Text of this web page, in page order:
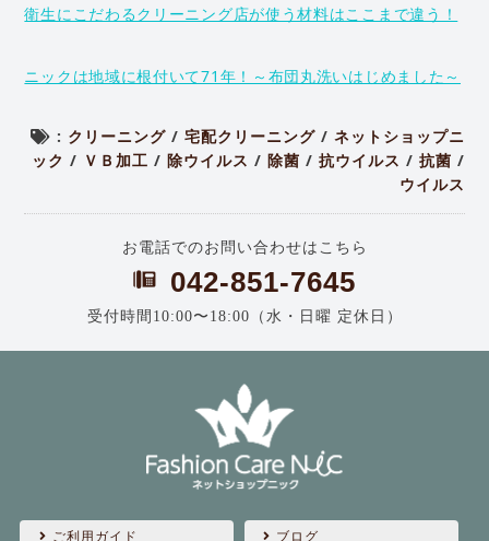
衛生にこだわるクリーニング店が使う材料はここまで違う！
ニックは地域に根付いて71年！～布団丸洗いはじめました～
: クリーニング/ 宅配クリーニング/ ネットショップニ
ック / ＶＢ加工 / 除ウイルス / 除菌 / 抗ウイルス / 抗菌 /
ウイルス
お電話でのお問い合わせはこちら
042-851-7645
受付時間10:00〜18:00（水・日曜 定休日）
ご利用ガイド ブログ